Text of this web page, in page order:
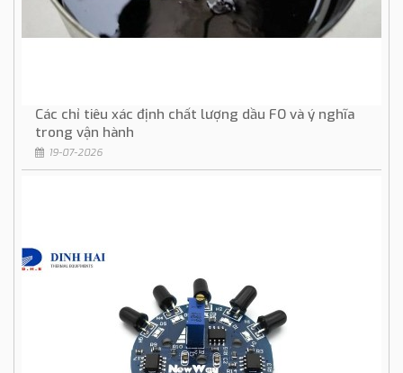
Các chỉ tiêu xác định chất lượng dầu FO và ý nghĩa
trong vận hành
19-07-2026